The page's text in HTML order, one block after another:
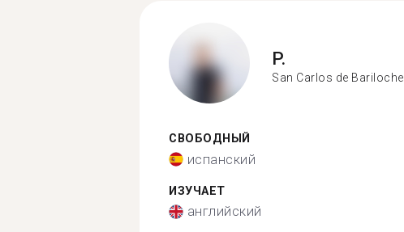
P.
San Carlos de Bariloche
СВОБОДНЫЙ
испанский
ИЗУЧАЕТ
английский